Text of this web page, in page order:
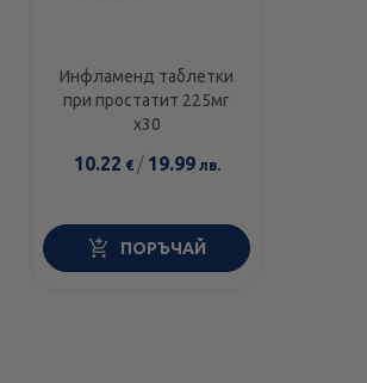
Инфламенд таблетки
при простатит 225мг
х30
10.22 € / 19.99лв.
ПОРЪЧАЙ